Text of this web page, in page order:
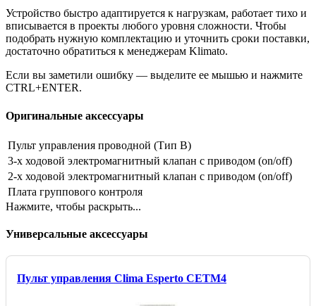
Устройство быстро адаптируется к нагрузкам, работает тихо и
вписывается в проекты любого уровня сложности. Чтобы
подобрать нужную комплектацию и уточнить сроки поставки,
достаточно обратиться к менеджерам Klimato.
Если вы заметили ошибку — выделите ее мышью и нажмите
CTRL+ENTER.
Оригинальные аксессуары
Пульт управления проводной (Тип B)
3-х ходовой электромагнитный клапан c приводом (on/off)
2-х ходовой электромагнитный клапан c приводом (on/off)
Плата группового контроля
Нажмите, чтобы раскрыть...
Универсальные аксессуары
Пульт управления Clima Esperto CETM4